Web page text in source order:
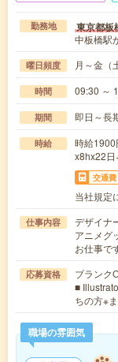
勤務地 東京都板
中板橋駅
曜日頻度 月～金（
時間 09:30 ～
期間 即日～長
時給
時給1900
x8hx22日
交通費
当社規定
仕事内容
デザイナ
アニメグ
お仕事で
応募資格
ブランク
■
ちの方※
職場の雰囲気